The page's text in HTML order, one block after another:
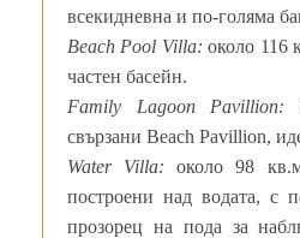
всекидневна и по-голяма
Beach Pool Villa: около 116
частен басейн.
Family Lagoon Pavillion:
свързани Beach Pavillion,
Water Villa:около 98
построени над водата, с
прозорец на пода за